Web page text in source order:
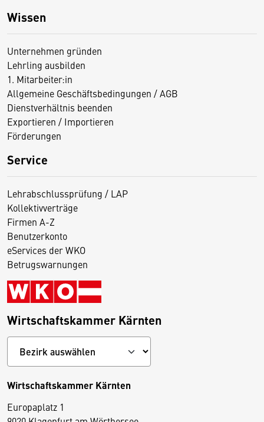
Wissen
Unternehmen gründen
Lehrling ausbilden
1. Mitarbeiter:in
Allgemeine Geschäftsbedingungen / AGB
Dienstverhältnis beenden
Exportieren / Importieren
Förderungen
Service
Lehrabschlussprüfung / LAP
Kollektivverträge
Firmen A-Z
Benutzerkonto
eServices der WKO
Betrugswarnungen
Wirtschaftskammer Kärnten
Wirtschaftskammer Kärnten
Europaplatz 1